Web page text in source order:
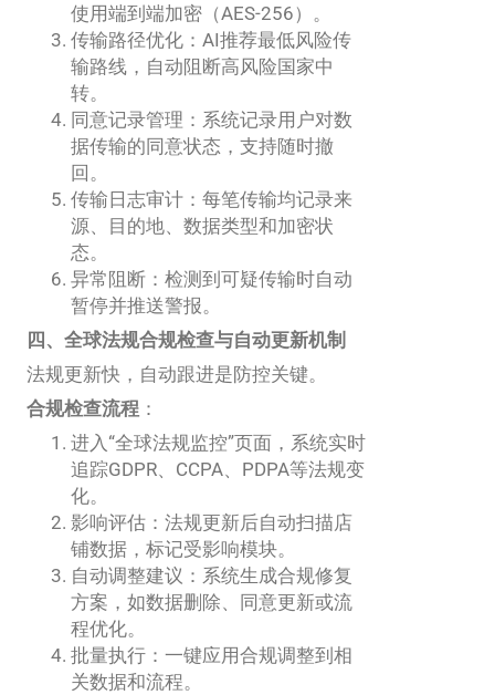
使用端到端加密（AES-256）。
传输路径优化：AI推荐最低风险传
输路线，自动阻断高风险国家中
转。
同意记录管理：系统记录用户对数
据传输的同意状态，支持随时撤
回。
传输日志审计：每笔传输均记录来
源、目的地、数据类型和加密状
态。
异常阻断：检测到可疑传输时自动
暂停并推送警报。
四、全球法规合规检查与自动更新机制
法规更新快，自动跟进是防控关键。
合规检查流程 ：
进入“全球法规监控”页面，系统实时
追踪GDPR、CCPA、PDPA等法规变
化。
影响评估：法规更新后自动扫描店
铺数据，标记受影响模块。
自动调整建议：系统生成合规修复
方案，如数据删除、同意更新或流
程优化。
批量执行：一键应用合规调整到相
关数据和流程。